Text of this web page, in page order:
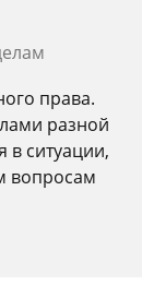
права.
разной
в ситуации,
вопросам